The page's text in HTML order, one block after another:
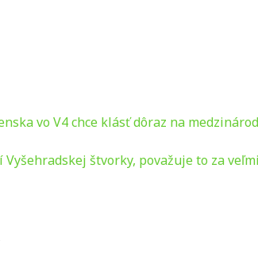
vo V4 chce klásť dôraz na
štvorky, považuje to za